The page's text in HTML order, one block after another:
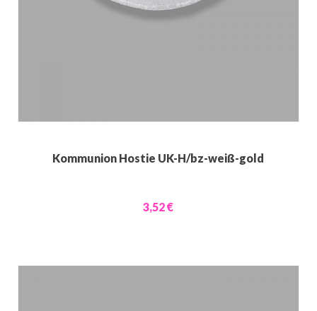
Kommunion Hostie UK-H/bz-weiß-gold
3,52 €